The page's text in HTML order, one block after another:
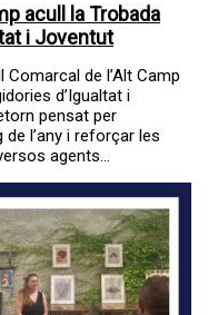
acull la Trobada
i Joventut
de l’Alt Camp
d’Igualtat i
pensat per
l’any i reforçar les
agents...